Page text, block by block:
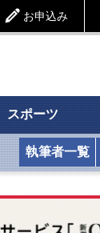
お申込み
スポーツ
執筆者一覧